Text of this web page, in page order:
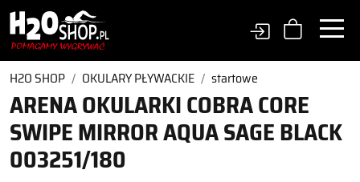
H2O SHOP OKULARY PŁYWACKIE startowe
ARENA OKULARKI COBRA CORE
SWIPE MIRROR AQUA SAGE BLACK
003251/180